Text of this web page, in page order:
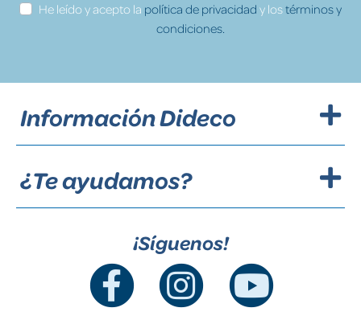
He leído y acepto la política de privacidad y lostérminos y
condiciones.
Información Dideco
¿Te ayudamos?
¡Síguenos!